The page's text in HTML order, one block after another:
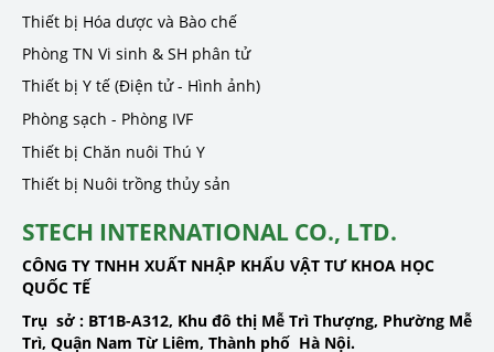
Thiết bị Hóa dược và Bào chế
Phòng TN Vi sinh & SH phân tử
Thiết bị Y tế (Điện tử - Hình ảnh)
Phòng sạch - Phòng IVF
Thiết bị Chăn nuôi Thú Y
Thiết bị Nuôi trồng thủy sản
STECH INTERNATIONAL CO., LTD.
CÔNG TY TNHH XUẤT NHẬP KHẨU VẬT TƯ KHOA HỌC
QUỐC TẾ
Trụ sở : BT1B-A312, Khu đô thị Mễ Trì Thượng, Phường Mễ
Trì, Quận Nam Từ Liêm, Thành phố Hà Nội.